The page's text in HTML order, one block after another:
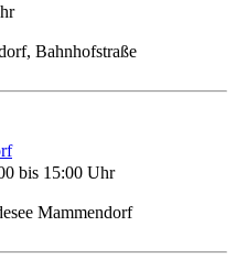
Bahnhofstraße
bis 15:00 Uhr
Mammendorf